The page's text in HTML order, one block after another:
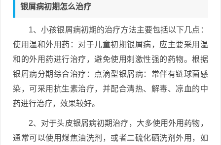
银屑病初期怎么治疗
1、小孩银屑病初期的治疗方法主要包括以下几点：
使用温和外用药：对于儿童初期银屑病，应主要采用温
和的外用药进行治疗，避免使用刺激性强的药物。根据
银屑病分期综合治疗：点滴型银屑病：常伴有链球菌感
染，可采用抗生素治疗，并配合清热、解毒、凉血的中
药进行治疗，效果较好。
2、对于头皮银屑病初期治疗，大多使用外用药物，
通常可以使用煤焦油洗剂，或者二硫化硒洗剂外用，如